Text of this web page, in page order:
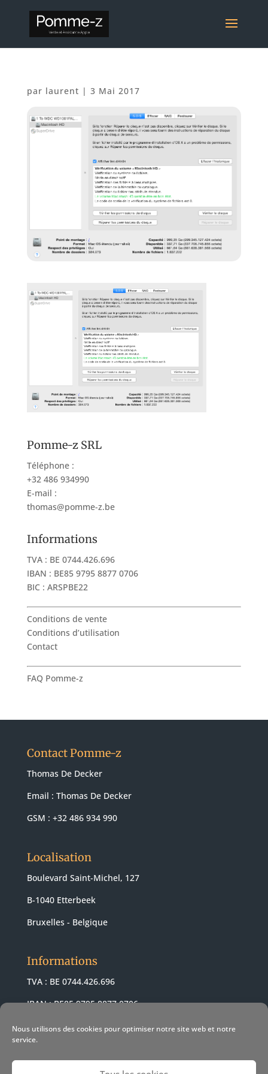
Nous utilisons des cookies pour optimiser notre site web et notre
service.
par laurent | 3 Mai 2017
Pomme-z SRL
Téléphone :
+32 486 934990
E-mail :
thomas@pomme-z.be
Informations
TVA : BE 0744.426.696
IBAN : BE85 9795 8877 0706
BIC : ARSPBE22
Conditions de vente
Conditions d’utilisation
Contact
FAQ Pomme-z
Contact Pomme-z
Thomas De Decker
Email : Thomas De Decker
GSM : +32 486 934 990
Localisation
Boulevard Saint-Michel, 127
B-1040 Etterbeek
Bruxelles - Belgique
Informations
TVA : BE 0744.426.696
IBAN : BE85 9795 8877 0706
BIC : ARSPBE22